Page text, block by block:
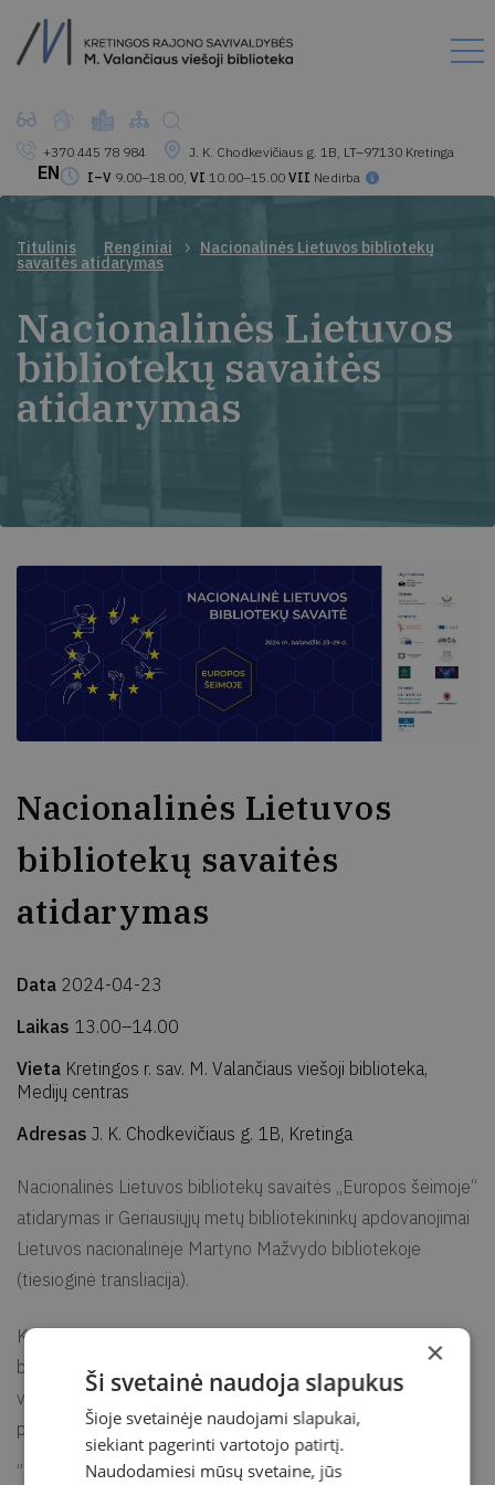
+370 445 78 984
J. K. Chodkevičiaus g. 1B, LT–97130 Kretinga
I–V 9.00–18.00, VI 10.00–15.00 VII Nedirba
EN
Titulinis Renginiai Nacionalinės Lietuvos bibliotekų
savaitės atidarymas
Nacionalinės Lietuvos
bibliotekų savaitės
atidarymas
Nacionalinės Lietuvos
bibliotekų savaitės
atidarymas
Data 2024-04-23
Laikas 13.00–14.00
Vieta Kretingos r. sav. M. Valančiaus viešoji biblioteka,
Medijų centras
Adresas J. K. Chodkevičiaus g. 1B, Kretinga
Nacionalinės Lietuvos bibliotekų savaitės „Europos šeimoje“
atidarymas ir Geriausiųjų metų bibliotekininkų apdovanojimai
Lietuvos nacionalinėje Martyno Mažvydo bibliotekoje
(tiesioginė transliacija).
Kasmet nuo 2001 m. Bibliotekų savaitė vienija
bibliotekininkų bendruomenę, pristato bibliotekų veiklas
visuomenei, kviečia švęsti savo profesiją. 2024-aisiais
pasirinkta Europos Sąjungos metams paminėti skirta tema
„Europos šeimoje“. Šia proga bibliotekose visoje Lietuvoje
×
Ši svetainė naudoja slapukus
Šioje svetainėje naudojami slapukai,
siekiant pagerinti vartotojo patirtį.
Naudodamiesi mūsų svetaine, jūs